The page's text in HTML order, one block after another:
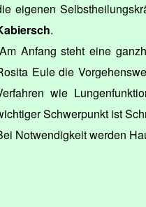
eigenen
.
Anfang steht eine
Eule die
wie
Schwerpunkt ist
Notwendigkeit werden